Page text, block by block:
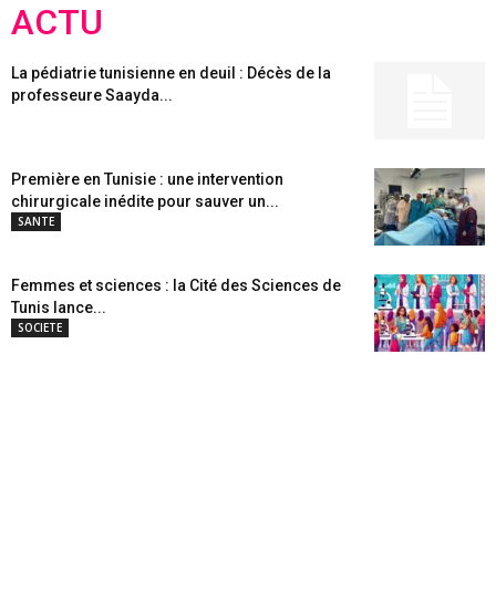
ACTU
La pédiatrie tunisienne en deuil : Décès de la
professeure Saayda...
Première en Tunisie : une intervention
chirurgicale inédite pour sauver un...
SANTE
Femmes et sciences : la Cité des Sciences de
Tunis lance...
SOCIETE